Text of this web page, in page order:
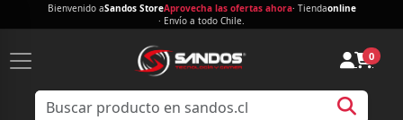
Bienvenido aSandos StoreAprovecha las ofertas ahora· Tiendaonline
· Envío a todo Chile.
0